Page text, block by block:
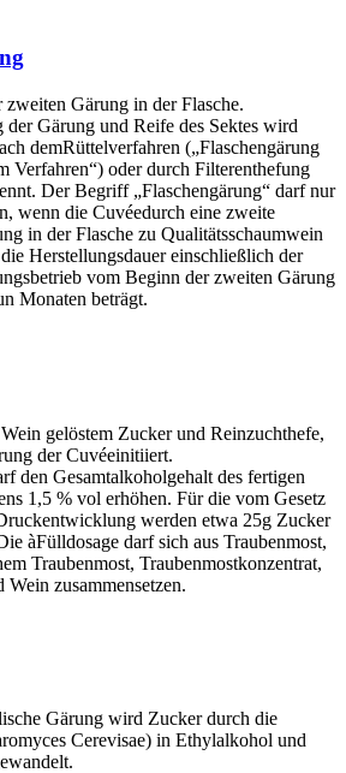
Gärung in der Flasche.
Gärung und Reife des Sektes wird
demRüttelverfahren („Flaschengärung
Verfahren“) oder durch Filterenthefung
Der Begriff „Flaschengärung“ darf nur
wenn die Cuvéedurch eine zweite
in der Flasche zu Qualitätsschaumwein
Herstellungsdauer einschließlich der
vom Beginn der zweiten Gärung
Monaten beträgt.
gelöstem Zucker und Reinzuchthefe,
der Cuvéeinitiiert.
den Gesamtalkoholgehalt des fertigen
1,5 % vol erhöhen. Für die vom Gesetz
werden etwa 25g Zucker
àFülldosage darf sich aus Traubenmost,
Traubenmost, Traubenmostkonzentrat,
zusammensetzen.
Gärung wird Zucker durch die
Cerevisae) in Ethylalkohol und